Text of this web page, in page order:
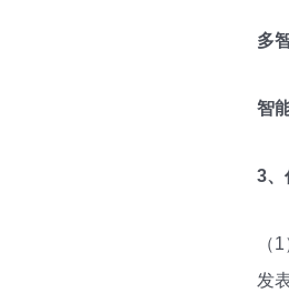
多
智
3、
（
发